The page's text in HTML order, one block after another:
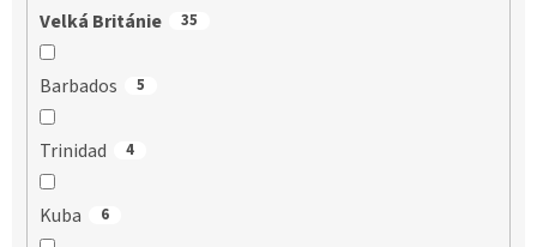
Velká Británie 35
Barbados 5
Trinidad 4
Kuba 6